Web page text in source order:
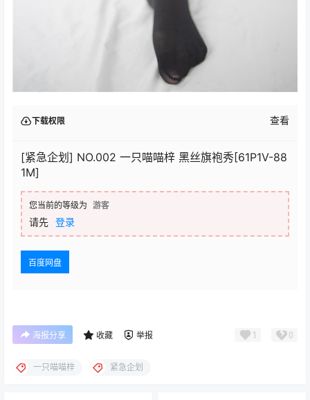
下载权限 查看
[紧急企划] NO.002 一只喵喵梓 黑丝旗袍秀[61P1V-88
1M]
您当前的等级为 游客
请先 登录
百度网盘
海报分享 收藏 举报 1 0
一只喵喵梓 紧急企划